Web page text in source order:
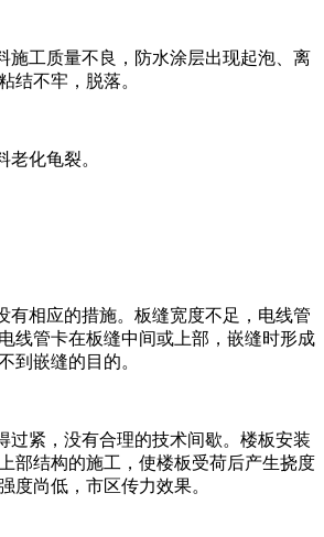
施工质量不良，防水涂层出现起泡、离
结不牢，脱落。
老化龟裂。
有相应的措施。板缝宽度不足，电线管
线管卡在板缝中间或上部，嵌缝时形成
到嵌缝的目的。
过紧，没有合理的技术间歇。楼板安装
部结构的施工，使楼板受荷后产生挠度
度尚低，市区传力效果。